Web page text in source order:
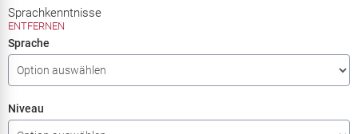
Sprachkenntnisse
ENTFERNEN
Sprache
Niveau